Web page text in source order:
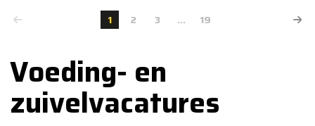
1 2 3 ... 19
Voeding- en
zuivelvacatures